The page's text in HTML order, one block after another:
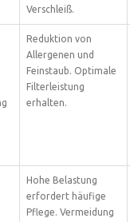
Verschleiß.
Reduktion von
Allergenen und
Feinstaub. Optimale
Filterleistung
erhalten.
Hohe Belastung
erfordert häufige
Pflege. Vermeidung